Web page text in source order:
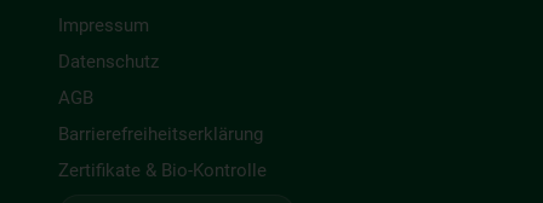
Impressum
Datenschutz
AGB
Barrierefreiheitserklärung
Zertifikate & Bio-Kontrolle